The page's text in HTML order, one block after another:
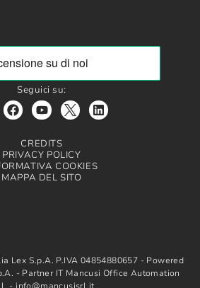
Seguici su:
CREDITS
PRIVACY POLICY
COOKIES
MAPPA DEL SITO
Lex S.p.A. P.IVA 04854880657 - Powered
- Partner IT Mancusi Office Automation
- info@mancusisrl.it